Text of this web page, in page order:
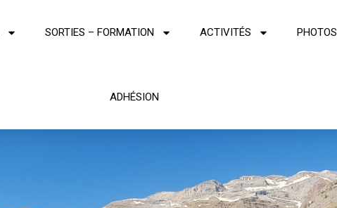
SORTIES – FORMATION ACTIVITÉS PHOTOS
ADHÉSION